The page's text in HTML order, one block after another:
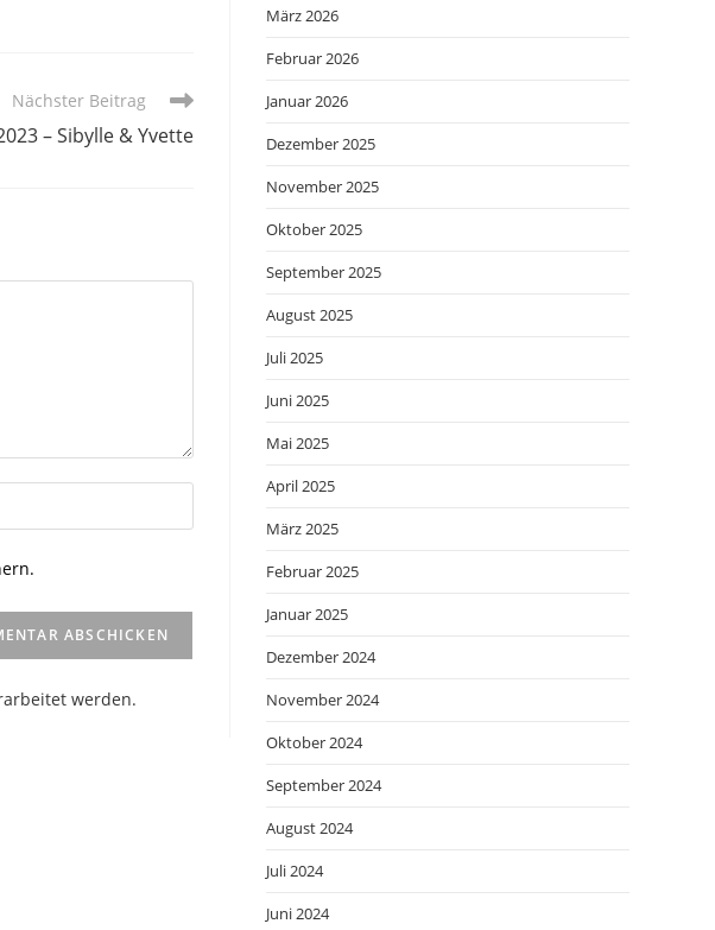
Nächster Beitrag
– Sibylle & Yvette
werden.
März 2026
Februar 2026
Januar 2026
Dezember 2025
November 2025
Oktober 2025
September 2025
August 2025
Juli 2025
Juni 2025
Mai 2025
April 2025
März 2025
Februar 2025
Januar 2025
Dezember 2024
November 2024
Oktober 2024
September 2024
August 2024
Juli 2024
Juni 2024